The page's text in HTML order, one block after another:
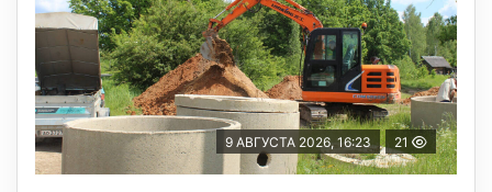
9 АВГУСТА 2026, 16:23 21